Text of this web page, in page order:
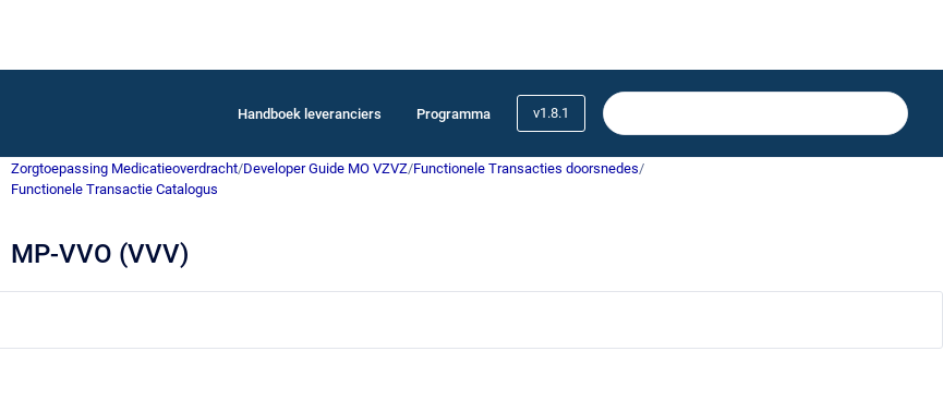
Handboek leveranciers Programma v1.8.1
Zorgtoepassing Medicatieoverdracht/Developer Guide MO VZVZ/Functionele Transacties doorsnedes/
Functionele Transactie Catalogus
MP-VVO (VVV)